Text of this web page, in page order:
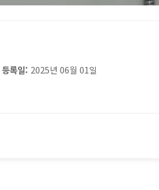
등록일: 2025년 06월 01일